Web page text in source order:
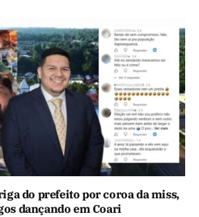
do prefeito por coroa da miss,
dançando em Coari